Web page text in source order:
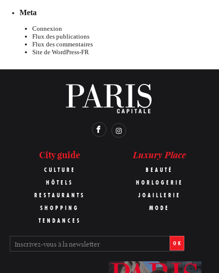
Meta
Connexion
Flux des publications
Flux des commentaires
Site de WordPress-FR
City guide
CULTURE
HÔTELS
RESTAURANTS
SHOPPING
TENDANCES
Luxury Place
BEAUTÉ
HORLOGERIE
JOAILLERIE
MODE
OK